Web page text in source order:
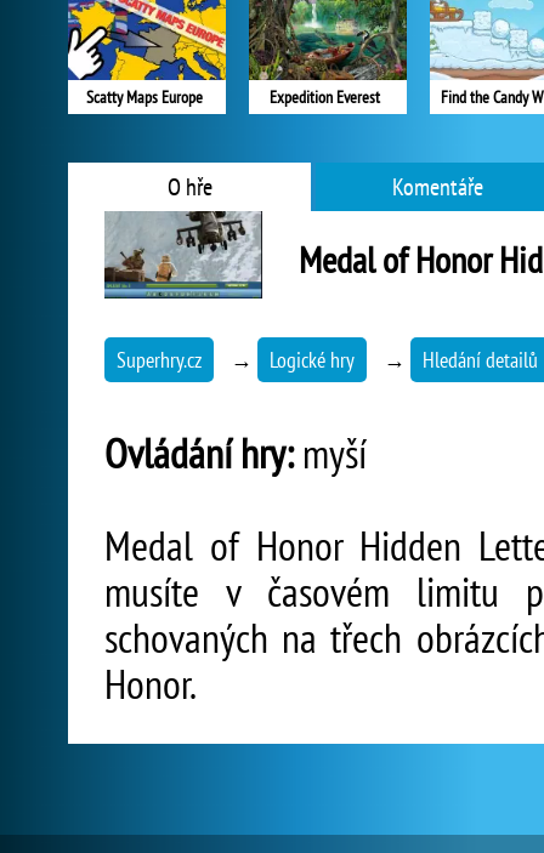
Scatty Maps Europe Expedition Everest Find the Candy
O hře Komentáře
Medal of Honor
Superhry.cz → Logické hry → Hledání detailů
Ovládání hry:myší
Medal of Honor Hidden
musíte v časovém limitu
schovaných na třech
Honor.